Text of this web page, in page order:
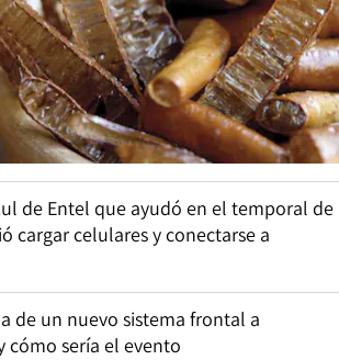
de Entel que ayudó en el temporal de
cargar celulares y conectarse a
de un nuevo sistema frontal a
cómo sería el evento